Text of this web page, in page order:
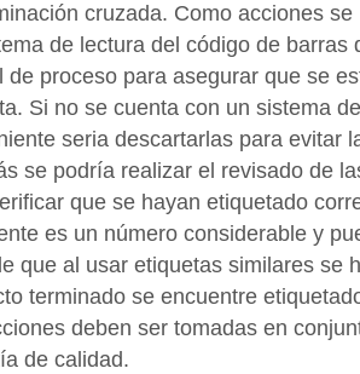
cruzada. Como acciones
de lectura del código de barras
de proceso para asegurar que se
Si no se cuenta con un sistema
seria descartarlas para evitar
se podría realizar el revisado de
que se hayan etiquetado
es un número considerable y
que al usar etiquetas similares se
terminado se encuentre
deben ser tomadas en
de calidad.